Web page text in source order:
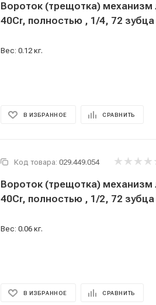
Вороток (трещотка) механизм
Вес: 0.12 кг.
В ИЗБРАННОЕ СРАВНИТЬ
Код товара: 029.449.054
Вороток (трещотка) механизм
40Cr, полностью , 1/2, 72
Вес: 0.06 кг.
В ИЗБРАННОЕ СРАВНИТЬ